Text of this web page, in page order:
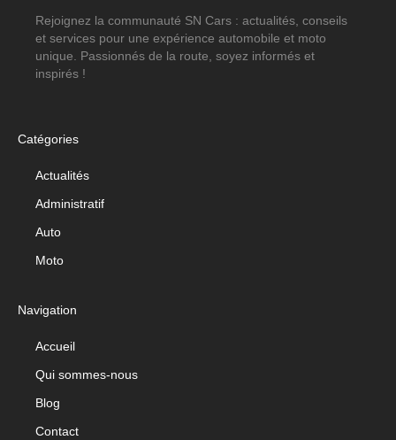
Rejoignez la communauté SN Cars : actualités, conseils
et services pour une expérience automobile et moto
unique. Passionnés de la route, soyez informés et
inspirés !
Catégories
Actualités
Administratif
Auto
Moto
Navigation
Accueil
Qui sommes-nous
Blog
Contact